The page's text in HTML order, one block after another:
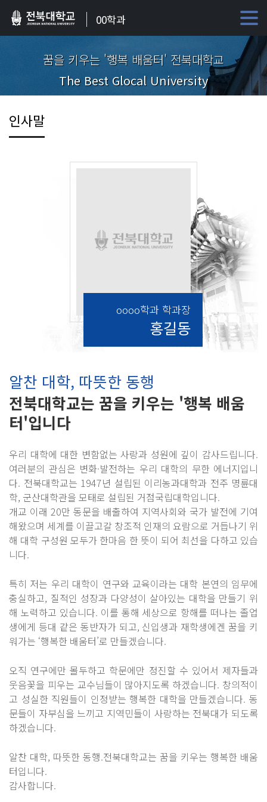
00학과
꿈을 키우는 '행복 배움터' 전북대학교
The Best Glocal University
인사말
oooo학과 학과장
홍길동
알찬 대학, 따뜻한 동행
전북대학교는 꿈을 키우는 '행복 배움
터'입니다
우리 대학에 대한 변함없는 사랑과 성원에 깊이 감사드립니다.
여러분의 관심은 변화·발전하는 우리 대학의 무한 에너지입니
다. 전북대학교는 1947년 설립된 이리농과대학과 전주 명륜대
학, 군산대학관을 모태로 설립된 거점국립대학입니다.
개교 이래 20만 동문을 배출하여 지역사회와 국가 발전에 기여
해왔으며 세계를 이끌고갈 창조적 인재의 요람으로 거듭나기 위
해 대학 구성원 모두가 한마음 한 뜻이 되어 최선을 다하고 있습
니다.
특히 저는 우리 대학이 연구와 교육이라는 대학 본연의 임무에
충실하고, 질적인 성장과 다양성이 살아있는 대학을 만들기 위
해 노력하고 있습니다. 이를 통해 세상으로 항해를 떠나는 졸업
생에게 등대 같은 동반자가 되고, 신입생과 재학생에겐 꿈을 키
워가는 ‘행복한 배움터’로 만들겠습니다.
오직 연구에만 몰두하고 학문에만 정진할 수 있어서 제자들과
웃음꽃을 피우는 교수님들이 많아지도록 하겠습니다. 창의적이
고 성실한 직원들이 인정받는 행복한 대학을 만들겠습니다. 동
문들이 자부심을 느끼고 지역민들이 사랑하는 전북대가 되도록
하겠습니다.
알찬 대학, 따뜻한 동행.전북대학교는 꿈을 키우는 행복한 배움
터입니다.
감사합니다.